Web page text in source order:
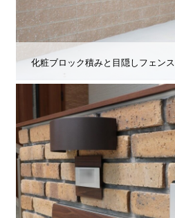
化粧ブロック積みと目隠しフェンス